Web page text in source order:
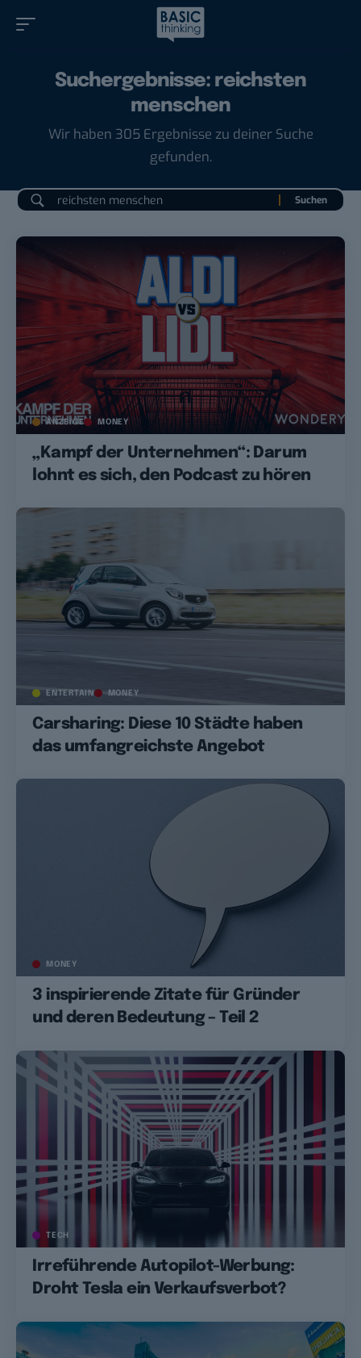
Suchergebnisse: reichsten
menschen
Wir haben 305 Ergebnisse zu deiner Suche
gefunden.
ANZEIGE MONEY
„Kampf der Unternehmen“: Darum
lohnt es sich, den Podcast zu hören
ENTERTAIN MONEY
Carsharing: Diese 10 Städte haben
das umfangreichste Angebot
MONEY
3 inspirierende Zitate für Gründer
und deren Bedeutung – Teil 2
TECH
Irreführende Autopilot-Werbung:
Droht Tesla ein Verkaufsverbot?